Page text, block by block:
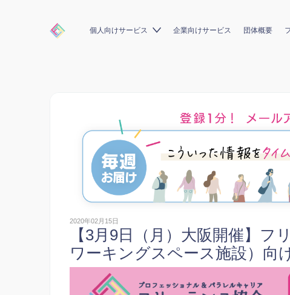
個人向けサービス 企業向けサービス 団体概要
2020年02月15日
【3月9日（月）大阪開催】
ワーキングスペース施設）向